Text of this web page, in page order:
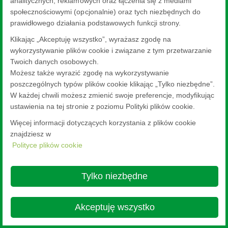
społecznościowymi (opcjonalnie) oraz tych niezbędnych do
prawidłowego działania podstawowych funkcji strony.
Klikając „Akceptuję wszystko”, wyrażasz zgodę na
wykorzystywanie plików cookie i związane z tym przetwarzanie
Twoich danych osobowych.
Możesz także wyrazić zgodę na wykorzystywanie
poszczególnych typów plików cookie klikając „Tylko niezbędne”.
W każdej chwili możesz zmienić swoje preferencje, modyfikując
ustawienia na tej stronie z poziomu Polityki plików cookie.
Więcej informacji dotyczących korzystania z plików cookie
znajdziesz w
Polityce plików cookie
Tylko niezbędne
Akceptuję wszystko